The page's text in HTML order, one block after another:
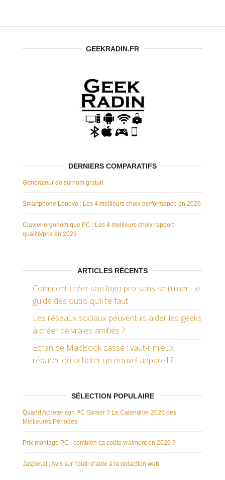
GEEKRADIN.FR
DERNIERS COMPARATIFS
Générateur de surnom gratuit
Smartphone Lenovo : Les 4 meilleurs choix performance en 2026
Clavier ergonomique PC : Les 4 meilleurs choix rapport
qualité/prix en 2026
ARTICLES RÉCENTS
Comment créer son logo pro sans se ruiner : le
guide des outils qu’il te faut
Les réseaux sociaux peuvent-ils aider les geeks
à créer de vraies amitiés ?
Écran de MacBook cassé : vaut-il mieux
réparer ou acheter un nouvel appareil ?
SÉLECTION POPULAIRE
Quand Acheter son PC Gamer ? Le Calendrier 2026 des
Meilleures Périodes
Prix montage PC : combien ça coûte vraiment en 2026 ?
Jasper.ai : Avis sur l’outil d’aide à la rédaction web